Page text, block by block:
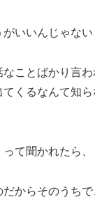
いいんじゃない
ことばかり言
くるなんて知
て聞かれたら、
だからそのうちで